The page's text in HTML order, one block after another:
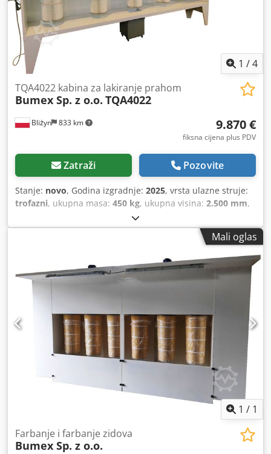
1 /4
Bliżyn 833 km
TQA4022 kabina za lakiranje prahom
Bumex Sp. z o.o. TQA4022
9.870 €
fiksna cijena plus PDV
Zatraži Pozovite
Stanje: novo, Godina izgradnje: 2025, vrsta ulazne struje:
trofazni, ukupna masa: 450 kg, ukupna visina: 2.500 mm,
, Oprema:
Mali oglas
1 / 1
Farbanje i farbanje zidova
Bumex Sp. z o.o.